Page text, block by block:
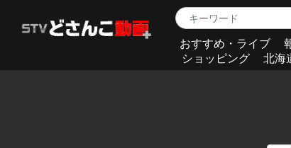
おすすめ・ライブ
ショッピング
北海